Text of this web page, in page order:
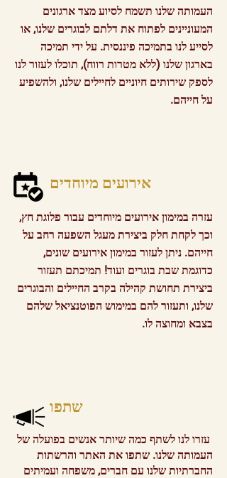
העמותה שלנו תשמח לסיוע מצד ארגונים
המעוניינים לפתוח את דלתם לבוגרים שלנו, או
לסייע לנו בתמיכה פיננסית. על ידי תמיכה
בארגון שלנו (ללא מטרות רווח), תוכלו לעזור לנו
לספק שירותים חיוניים לחיילים שלנו, ולהשפיע
על חייהם.
אירועים מיוחדים
עזרה במימון אירועים מיוחדים עבור פלוגת חץ,
וכך לקחת חלק ביצירת מעגל השפעה רחב על
חייהם. ניתן לעזור במימון אירועים שונים,
כדוגמת שבת בוגרים ועוד! תמיכתם תעזור
ביצירת תחושת קהילה בקרב החיילים והבוגרים
שלנו, ותעזור להם במימוש הפוטנציאל שלהם
בצבא ומחוצה לו.
שתפו
עזרו לנו לשתף כמה שיותר אנשים בפועלה של
העמותה שלנו. שתפו את האתר והרשתות
החברתיות שלנו עם חברים, משפחה ועמיתים